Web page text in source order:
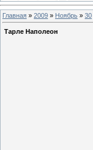
Главная » 2009 » Ноябрь » 30
Тарле Наполеон